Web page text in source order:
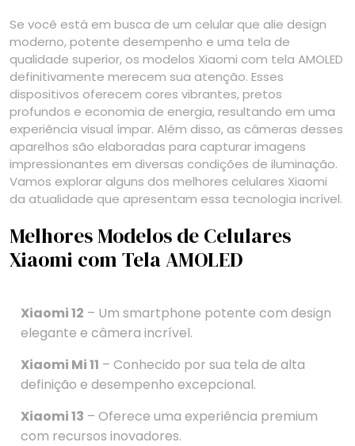
Se você está em busca de um celular que alie design
moderno, potente desempenho e uma tela de
qualidade superior, os modelos Xiaomi com tela AMOLED
definitivamente merecem sua atenção. Esses
dispositivos oferecem cores vibrantes, pretos
profundos e economia de energia, resultando em uma
experiência visual ímpar. Além disso, as câmeras desses
aparelhos são elaboradas para capturar imagens
impressionantes em diversas condições de iluminação.
Vamos explorar alguns dos melhores celulares Xiaomi
da atualidade que apresentam essa tecnologia incrível.
Melhores Modelos de Celulares
Xiaomi com Tela AMOLED
Xiaomi 12 – Um smartphone potente com design
elegante e câmera incrível.
Xiaomi Mi 11 – Conhecido por sua tela de alta
definição e desempenho excepcional.
Xiaomi 13 – Oferece uma experiência premium
com recursos inovadores.